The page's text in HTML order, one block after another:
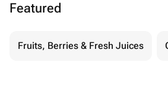
Featured
Fruits, Berries & Fresh Juices